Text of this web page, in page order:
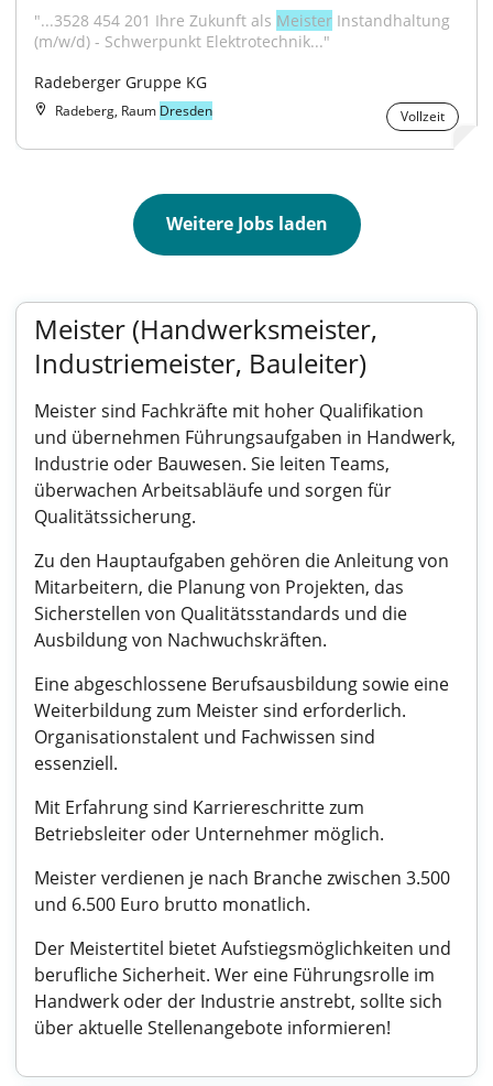
"...3528 454 201 Ihre Zukunft als Meister Instandhaltung
(m/w/d) - Schwerpunkt Elektrotechnik..."
Radeberger Gruppe KG
Radeberg, Raum Dresden Vollzeit
Weitere Jobs laden
Meister (Handwerksmeister,
Industriemeister, Bauleiter)
Meister sind Fachkräfte mit hoher Qualifikation
und übernehmen Führungsaufgaben in Handwerk,
Industrie oder Bauwesen. Sie leiten Teams,
überwachen Arbeitsabläufe und sorgen für
Qualitätssicherung.
Zu den Hauptaufgaben gehören die Anleitung von
Mitarbeitern, die Planung von Projekten, das
Sicherstellen von Qualitätsstandards und die
Ausbildung von Nachwuchskräften.
Eine abgeschlossene Berufsausbildung sowie eine
Weiterbildung zum Meister sind erforderlich.
Organisationstalent und Fachwissen sind
essenziell.
Mit Erfahrung sind Karriereschritte zum
Betriebsleiter oder Unternehmer möglich.
Meister verdienen je nach Branche zwischen 3.500
und 6.500 Euro brutto monatlich.
Der Meistertitel bietet Aufstiegsmöglichkeiten und
berufliche Sicherheit. Wer eine Führungsrolle im
Handwerk oder der Industrie anstrebt, sollte sich
über aktuelle Stellenangebote informieren!